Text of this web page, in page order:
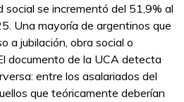
social se incrementó del 51,9% al
Una mayoría de argentinos que
a jubilación, obra social o
documento de la UCA detecta
entre los asalariados del
que teóricamente deberían